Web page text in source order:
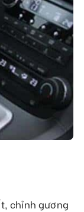
chỉnh gương